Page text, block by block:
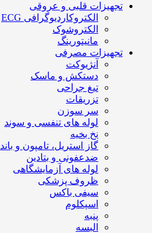
تجهیزات قلبی و عروقی
الکتروکاردیوگرافی ECG
الکتروشوک
مانیتورینگ
تجهیزات مصرفی
آنژیوکت
دستکش و ماسک
تیغ جراحی
تزریقات
سر سوزن
لوله های تنفسی و سوند
نخ بخیه
گاز استریل، تامپون و باند
ضدعفونی و بتادین
لوله های آزمایشگاهی
ظروف پزشکی
سیفی باکس
اسپکلوم
پنبه
البسه